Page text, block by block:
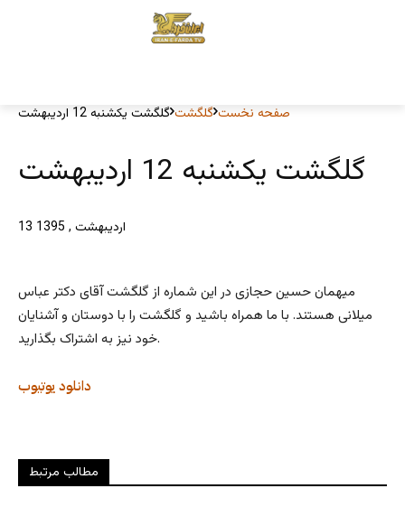
صفحه نخست گلگشت گلگشت یکشنبه 12 اردیبهشت
گلگشت یکشنبه 12 اردیبهشت
13 اردیبهشت , 1395
میهمان حسین حجازی در این شماره از گلگشت آقای دکتر عباس
میلانی هستند. با ما همراه باشید و گلگشت را با دوستان و آشنایان
خود نیز به اشتراک بگذارید.
یوتیوب دانلود
مطالب مرتبط